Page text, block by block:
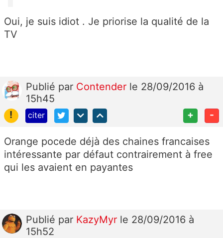
Oui, je suis idiot . Je priorise la qualité de la
TV
Publié par Contender le 28/09/2016 à
15h45
!
citer + -
Orange pocede déjà des chaines francaises
intéressante par défaut contrairement à free
qui les avaient en payantes
Publié par KazyMyr le 28/09/2016 à
15h52